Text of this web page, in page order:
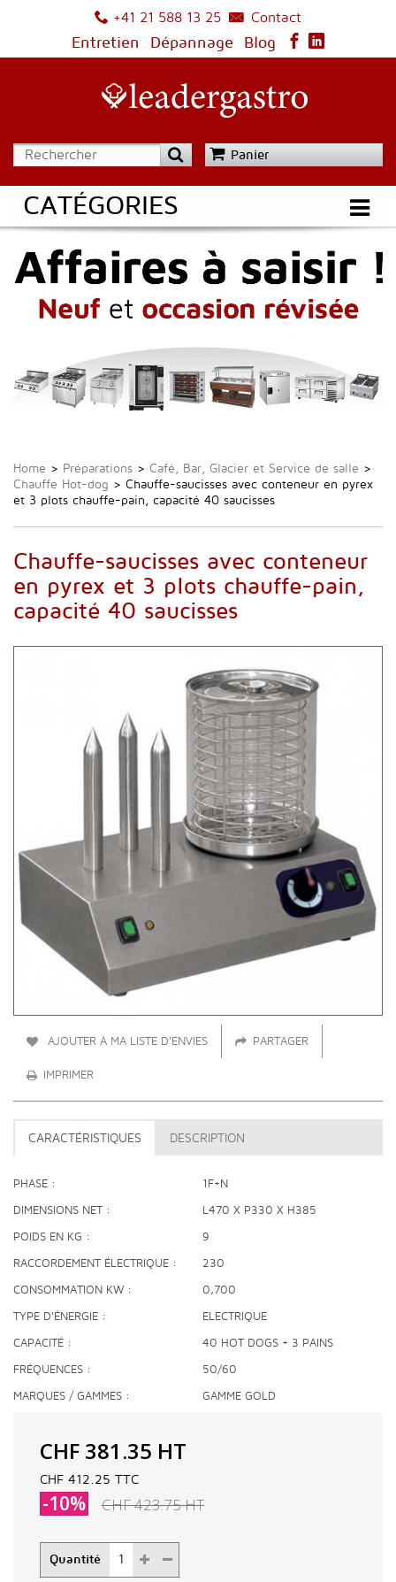
+41 21 588 13 25
Contact
Entretien
Dépannage Blog
Panier
CATÉGORIES
Home > Préparations > Café, Bar, Glacier et Service de salle >
Chauffe Hot-dog > Chauffe-saucisses avec conteneur en pyrex
et 3 plots chauffe-pain, capacité 40 saucisses
Chauffe-saucisses avec conteneur
en pyrex et 3 plots chauffe-pain,
capacité 40 saucisses
AJOUTER À MA LISTE D'ENVIES PARTAGER
IMPRIMER
CARACTÉRISTIQUES DESCRIPTION
PHASE 1F+N
DIMENSIONS NET L470 X P330 X H385
POIDS EN KG 9
RACCORDEMENT ÉLECTRIQUE 230
CONSOMMATION KW 0,700
TYPE D'ÉNERGIE ELECTRIQUE
CAPACITÉ 40 HOT DOGS + 3 PAINS
FRÉQUENCES 50/60
MARQUES / GAMMES GAMME GOLD
Quantité
CHF 381.35 HT
CHF 412.25 TTC
-10% CHF 423.75HT